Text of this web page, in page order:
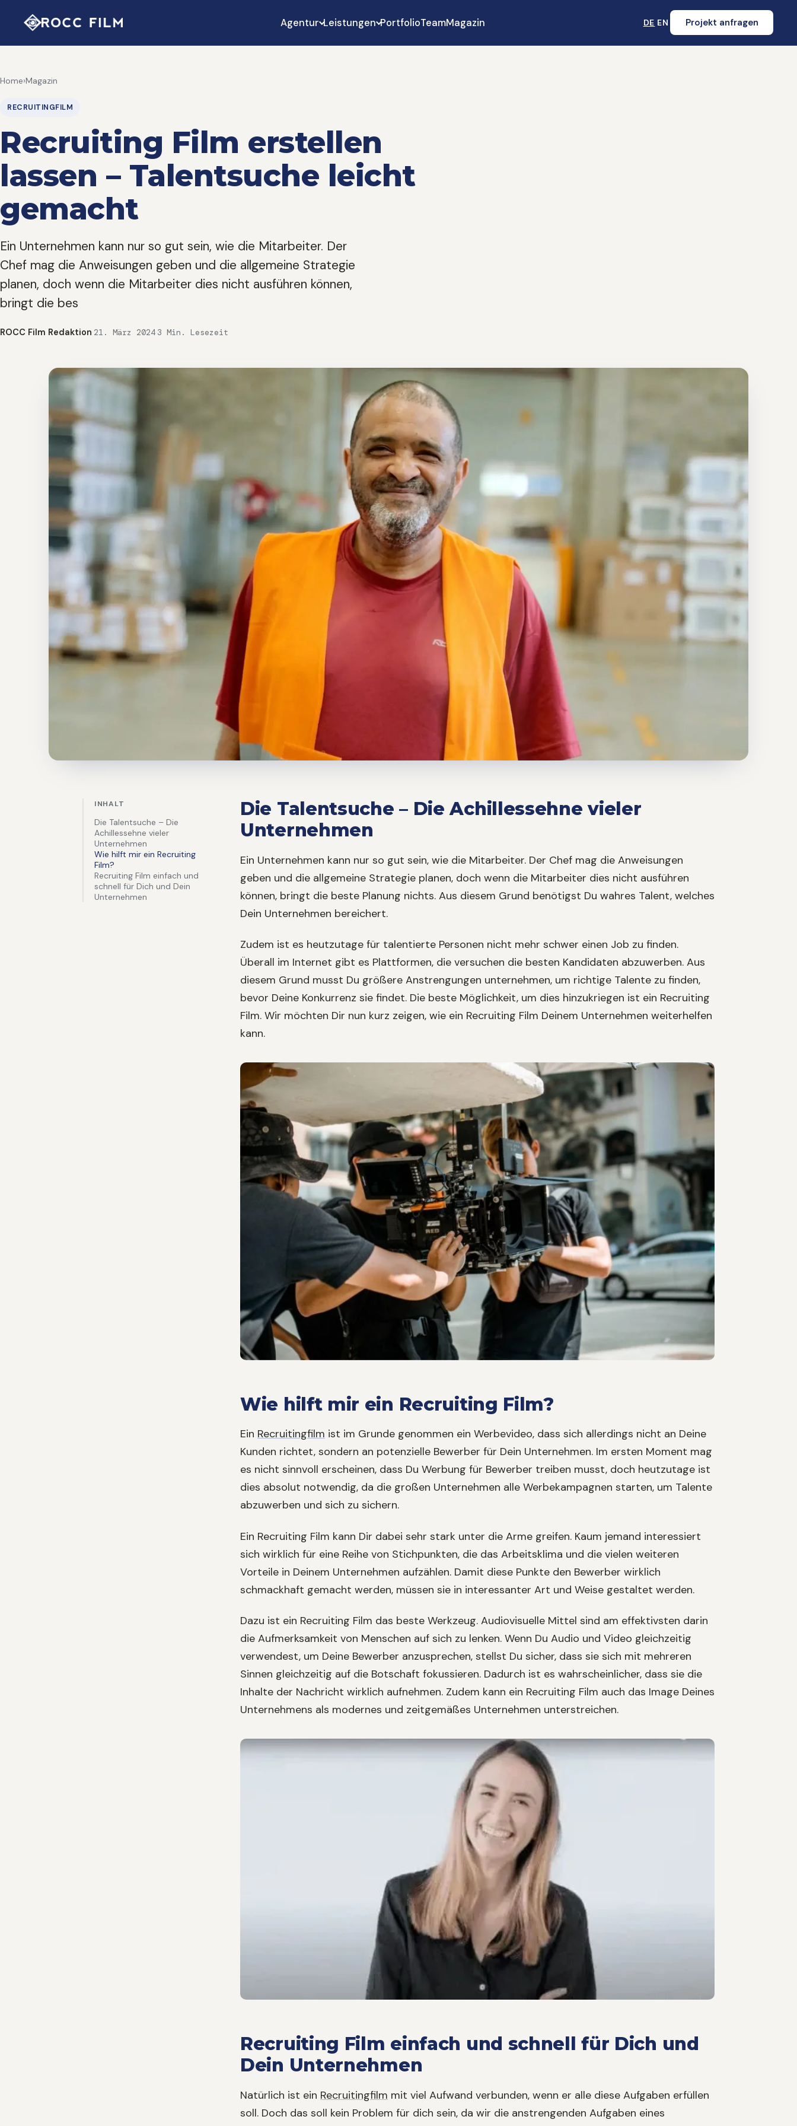
Agentur Leistungen PortfolioTeamMagazin DE EN Projekt anfragen
Home›Magazin
RECRUITINGFILM
Recruiting Film erstellen
lassen – Talentsuche leicht
gemacht
Ein Unternehmen kann nur so gut sein, wie die Mitarbeiter. Der
Chef mag die Anweisungen geben und die allgemeine Strategie
planen, doch wenn die Mitarbeiter dies nicht ausführen können,
bringt die bes
ROCC Film Redaktion 21. März 2024 3 Min. Lesezeit
INHALT
Die Talentsuche – Die
Achillessehne vieler
Unternehmen
Wie hilft mir ein Recruiting
Film?
Recruiting Film einfach und
schnell für Dich und Dein
Unternehmen
Die Talentsuche – Die Achillessehne vieler
Unternehmen
Ein Unternehmen kann nur so gut sein, wie die Mitarbeiter. Der Chef mag die Anweisungen
geben und die allgemeine Strategie planen, doch wenn die Mitarbeiter dies nicht ausführen
können, bringt die beste Planung nichts. Aus diesem Grund benötigst Du wahres Talent, welches
Dein Unternehmen bereichert.
Zudem ist es heutzutage für talentierte Personen nicht mehr schwer einen Job zu finden.
Überall im Internet gibt es Plattformen, die versuchen die besten Kandidaten abzuwerben. Aus
diesem Grund musst Du größere Anstrengungen unternehmen, um richtige Talente zu finden,
bevor Deine Konkurrenz sie findet. Die beste Möglichkeit, um dies hinzukriegen ist ein Recruiting
Film. Wir möchten Dir nun kurz zeigen, wie ein Recruiting Film Deinem Unternehmen weiterhelfen
kann.
Wie hilft mir ein Recruiting Film?
Ein Recruitingfilm ist im Grunde genommen ein Werbevideo, dass sich allerdings nicht an Deine
Kunden richtet, sondern an potenzielle Bewerber für Dein Unternehmen. Im ersten Moment mag
es nicht sinnvoll erscheinen, dass Du Werbung für Bewerber treiben musst, doch heutzutage ist
dies absolut notwendig, da die großen Unternehmen alle Werbekampagnen starten, um Talente
abzuwerben und sich zu sichern.
Ein Recruiting Film kann Dir dabei sehr stark unter die Arme greifen. Kaum jemand interessiert
sich wirklich für eine Reihe von Stichpunkten, die das Arbeitsklima und die vielen weiteren
Vorteile in Deinem Unternehmen aufzählen. Damit diese Punkte den Bewerber wirklich
schmackhaft gemacht werden, müssen sie in interessanter Art und Weise gestaltet werden.
Dazu ist ein Recruiting Film das beste Werkzeug. Audiovisuelle Mittel sind am effektivsten darin
die Aufmerksamkeit von Menschen auf sich zu lenken. Wenn Du Audio und Video gleichzeitig
verwendest, um Deine Bewerber anzusprechen, stellst Du sicher, dass sie sich mit mehreren
Sinnen gleichzeitig auf die Botschaft fokussieren. Dadurch ist es wahrscheinlicher, dass sie die
Inhalte der Nachricht wirklich aufnehmen. Zudem kann ein Recruiting Film auch das Image Deines
Unternehmens als modernes und zeitgemäßes Unternehmen unterstreichen.
Recruiting Film einfach und schnell für Dich und
Dein Unternehmen
Natürlich ist ein Recruitingfilm mit viel Aufwand verbunden, wenn er alle diese Aufgaben erfüllen
soll. Doch das soll kein Problem für dich sein, da wir die anstrengenden Aufgaben eines